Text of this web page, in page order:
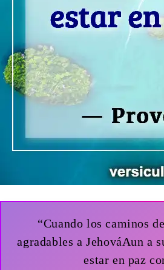
“Cuando los caminos
agradables a JehováAun a
estar en paz